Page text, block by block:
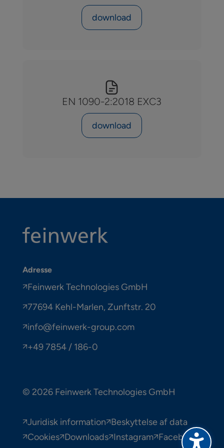
download
EN 1090-2:2018 EXC3
download
Adresse
Feinwerk Technologies GmbH
77694 Kehl-Marlen, Zunftstr. 20
info@feinwerk-group.com
+49 7854 / 186-0
© 2026 Feinwerk Technologies GmbH
Juridisk information Beskyttelse af data
Cookies Downloads Instagram Facebook